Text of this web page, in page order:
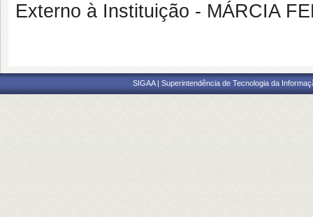
Externo à Instituição - MÁRCIA
SIGAA | Superintendência de Tecnologia da